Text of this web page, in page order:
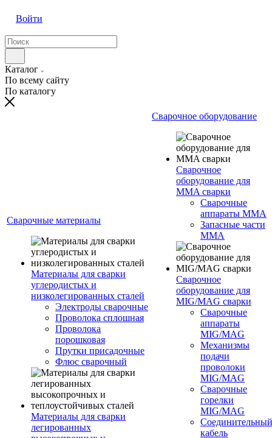
Войти
Каталог
По всему сайту
По каталогу
Сварочные материалы
Материалы для сварки
углеродистых и
низколегированных сталей
Электроды сварочные
Проволока сплошная
Проволока
порошковая
Прутки присадочные
Флюс сварочный
Материалы для сварки
легированных
Сварочное оборудование
Сварочное
оборудование для
MMA сварки
Сварочные
аппараты MMA
Запасные части
MMA
Сварочное
оборудование для
MIG/MAG сварки
Сварочные
аппараты
MIG/MAG
Механизмы
подачи
проволоки
MIG/MAG
Сварочные
горелки
MIG/MAG
Соединительный
кабель